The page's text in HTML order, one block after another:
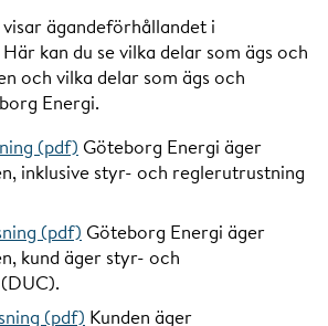
ägandeförhållandet i
kan du se vilka delar som ägs och
och vilka delar som ägs och
Energi.
(pdf) Göteborg Energi äger
inklusive styr- och reglerutrustning
(pdf) Göteborg Energi äger
kund äger styr- och
(pdf) Kunden äger